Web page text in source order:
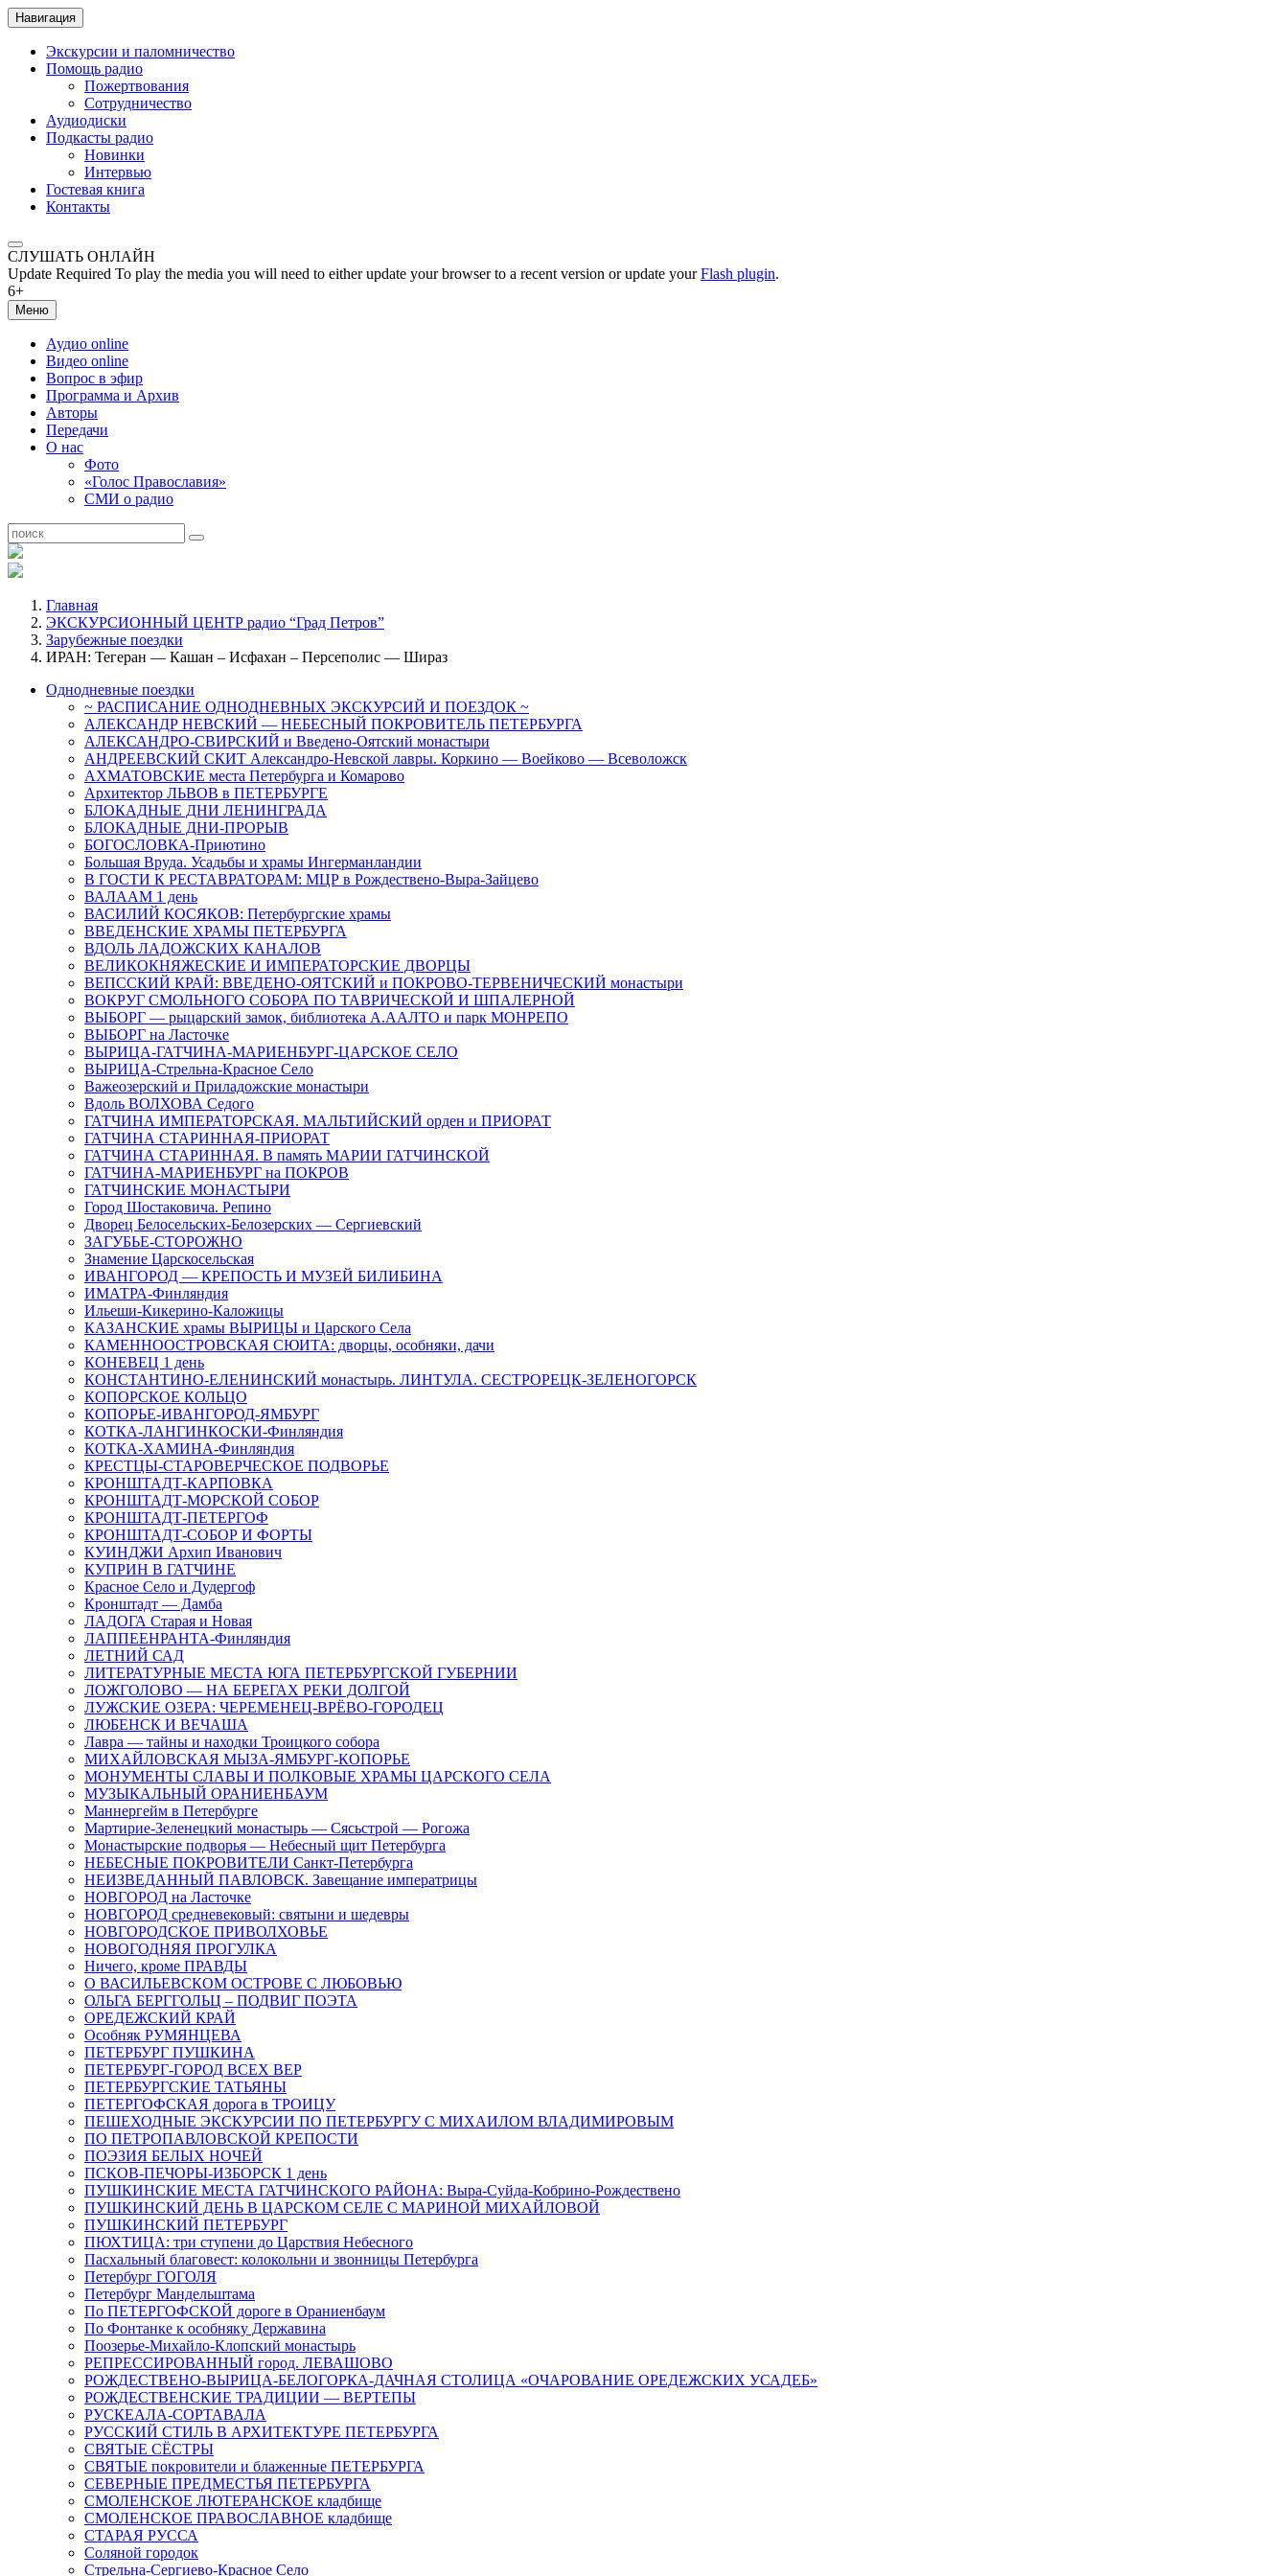
Навигация
Экскурсии и паломничество
Помощь радио
Пожертвования
Сотрудничество
Аудиодиски
Подкасты радио
Новинки
Интервью
Гостевая книга
Контакты
СЛУШАТЬ ОНЛАЙН
Update Required To play the media you will need to either update your browser to a recent version or update yourFlash plugin.
6+
Меню
Аудио online
Видео online
Вопрос в эфир
Программа и Архив
Авторы
Передачи
О нас
Фото
«Голос Православия»
СМИ о радио
Главная
ЭКСКУРСИОННЫЙ ЦЕНТР радио “Град Петров”
Зарубежные поездки
ИРАН: Тегеран — Кашан – Исфахан – Персеполис — Шираз
Однодневные поездки
~ РАСПИСАНИЕ ОДНОДНЕВНЫХ ЭКСКУРСИЙ И ПОЕЗДОК ~
АЛЕКСАНДР НЕВСКИЙ — НЕБЕСНЫЙ ПОКРОВИТЕЛЬ ПЕТЕРБУРГА
АЛЕКСАНДРО-СВИРСКИЙ и Введено-Оятский монастыри
АНДРЕЕВСКИЙ СКИТ Александро-Невской лавры. Коркино — Воейково — Всеволожск
АХМАТОВСКИЕ места Петербурга и Комарово
Архитектор ЛЬВОВ в ПЕТЕРБУРГЕ
БЛОКАДНЫЕ ДНИ ЛЕНИНГРАДА
БЛОКАДНЫЕ ДНИ-ПРОРЫВ
БОГОСЛОВКА-Приютино
Большая Вруда. Усадьбы и храмы Ингерманландии
В ГОСТИ К РЕСТАВРАТОРАМ: МЦР в Рождествено-Выра-Зайцево
ВАЛААМ 1 день
ВАСИЛИЙ КОСЯКОВ: Петербургские храмы
ВВЕДЕНСКИЕ ХРАМЫ ПЕТЕРБУРГА
ВДОЛЬ ЛАДОЖСКИХ КАНАЛОВ
ВЕЛИКОКНЯЖЕСКИЕ И ИМПЕРАТОРСКИЕ ДВОРЦЫ
ВЕПССКИЙ КРАЙ: ВВЕДЕНО-ОЯТСКИЙ и ПОКРОВО-ТЕРВЕНИЧЕСКИЙ монастыри
ВОКРУГ СМОЛЬНОГО СОБОРА ПО ТАВРИЧЕСКОЙ И ШПАЛЕРНОЙ
ВЫБОРГ — рыцарский замок, библиотека А.ААЛТО и парк МОНРЕПО
ВЫБОРГ на Ласточке
ВЫРИЦА-ГАТЧИНА-МАРИЕНБУРГ-ЦАРСКОЕ СЕЛО
ВЫРИЦА-Стрельна-Красное Село
Важеозерский и Приладожские монастыри
Вдоль ВОЛХОВА Седого
ГАТЧИНА ИМПЕРАТОРСКАЯ. МАЛЬТИЙСКИЙ орден и ПРИОРАТ
ГАТЧИНА СТАРИННАЯ-ПРИОРАТ
ГАТЧИНА СТАРИННАЯ. В память МАРИИ ГАТЧИНСКОЙ
ГАТЧИНА-МАРИЕНБУРГ на ПОКРОВ
ГАТЧИНСКИЕ МОНАСТЫРИ
Город Шостаковича. Репино
Дворец Белосельских-Белозерских — Сергиевский
ЗАГУБЬЕ-СТОРОЖНО
Знамение Царскосельская
ИВАНГОРОД — КРЕПОСТЬ И МУЗЕЙ БИЛИБИНА
ИМАТРА-Финляндия
Ильеши-Кикерино-Каложицы
КАЗАНСКИЕ храмы ВЫРИЦЫ и Царского Села
КАМЕННООСТРОВСКАЯ СЮИТА: дворцы, особняки, дачи
КОНЕВЕЦ 1 день
КОНСТАНТИНО-ЕЛЕНИНСКИЙ монастырь. ЛИНТУЛА. СЕСТРОРЕЦК-ЗЕЛЕНОГОРСК
КОПОРСКОЕ КОЛЬЦО
КОПОРЬЕ-ИВАНГОРОД-ЯМБУРГ
КОТКА-ЛАНГИНКОСКИ-Финляндия
КОТКА-ХАМИНА-Финляндия
КРЕСТЦЫ-СТАРОВЕРЧЕСКОЕ ПОДВОРЬЕ
КРОНШТАДТ-КАРПОВКА
КРОНШТАДТ-МОРСКОЙ СОБОР
КРОНШТАДТ-ПЕТЕРГОФ
КРОНШТАДТ-СОБОР И ФОРТЫ
КУИНДЖИ Архип Иванович
КУПРИН В ГАТЧИНЕ
Красное Село и Дудергоф
Кронштадт — Дамба
ЛАДОГА Старая и Новая
ЛАППЕЕНРАНТА-Финляндия
ЛЕТНИЙ САД
ЛИТЕРАТУРНЫЕ МЕСТА ЮГА ПЕТЕРБУРГСКОЙ ГУБЕРНИИ
ЛОЖГОЛОВО — НА БЕРЕГАХ РЕКИ ДОЛГОЙ
ЛУЖСКИЕ ОЗЕРА: ЧЕРЕМЕНЕЦ-ВРЁВО-ГОРОДЕЦ
ЛЮБЕНСК И ВЕЧАША
Лавра — тайны и находки Троицкого собора
МИХАЙЛОВСКАЯ МЫЗА-ЯМБУРГ-КОПОРЬЕ
МОНУМЕНТЫ СЛАВЫ И ПОЛКОВЫЕ ХРАМЫ ЦАРСКОГО СЕЛА
МУЗЫКАЛЬНЫЙ ОРАНИЕНБАУМ
Маннергейм в Петербурге
Мартирие-Зеленецкий монастырь — Сясьстрой — Рогожа
Монастырские подворья — Небесный щит Петербурга
НЕБЕСНЫЕ ПОКРОВИТЕЛИ Санкт-Петербурга
НЕИЗВЕДАННЫЙ ПАВЛОВСК. Завещание императрицы
НОВГОРОД на Ласточке
НОВГОРОД средневековый: святыни и шедевры
НОВГОРОДСКОЕ ПРИВОЛХОВЬЕ
НОВОГОДНЯЯ ПРОГУЛКА
Ничего, кроме ПРАВДЫ
О ВАСИЛЬЕВСКОМ ОСТРОВЕ С ЛЮБОВЬЮ
ОЛЬГА БЕРГГОЛЬЦ – ПОДВИГ ПОЭТА
ОРЕДЕЖСКИЙ КРАЙ
Особняк РУМЯНЦЕВА
ПЕТЕРБУРГ ПУШКИНА
ПЕТЕРБУРГ-ГОРОД ВСЕХ ВЕР
ПЕТЕРБУРГСКИЕ ТАТЬЯНЫ
ПЕТЕРГОФСКАЯ дорога в ТРОИЦУ
ПЕШЕХОДНЫЕ ЭКСКУРСИИ ПО ПЕТЕРБУРГУ С МИХАИЛОМ ВЛАДИМИРОВЫМ
ПО ПЕТРОПАВЛОВСКОЙ КРЕПОСТИ
ПОЭЗИЯ БЕЛЫХ НОЧЕЙ
ПСКОВ-ПЕЧОРЫ-ИЗБОРСК 1 день
ПУШКИНСКИЕ МЕСТА ГАТЧИНСКОГО РАЙОНА: Выра-Суйда-Кобрино-Рождествено
ПУШКИНСКИЙ ДЕНЬ В ЦАРСКОМ СЕЛЕ С МАРИНОЙ МИХАЙЛОВОЙ
ПУШКИНСКИЙ ПЕТЕРБУРГ
ПЮХТИЦА: три ступени до Царствия Небесного
Пасхальный благовест: колокольни и звонницы Петербурга
Петербург ГОГОЛЯ
Петербург Мандельштама
По ПЕТЕРГОФСКОЙ дороге в Ораниенбаум
По Фонтанке к особняку Державина
Поозерье-Михайло-Клопский монастырь
РЕПРЕССИРОВАННЫЙ город. ЛЕВАШОВО
РОЖДЕСТВЕНО-ВЫРИЦА-БЕЛОГОРКА-ДАЧНАЯ СТОЛИЦА «ОЧАРОВАНИЕ ОРЕДЕЖСКИХ УСАДЕБ»
РОЖДЕСТВЕНСКИЕ ТРАДИЦИИ — ВЕРТЕПЫ
РУСКЕАЛА-СОРТАВАЛА
РУССКИЙ СТИЛЬ В АРХИТЕКТУРЕ ПЕТЕРБУРГА
СВЯТЫЕ СЁСТРЫ
СВЯТЫЕ покровители и блаженные ПЕТЕРБУРГА
СЕВЕРНЫЕ ПРЕДМЕСТЬЯ ПЕТЕРБУРГА
СМОЛЕНСКОЕ ЛЮТЕРАНСКОЕ кладбище
СМОЛЕНСКОЕ ПРАВОСЛАВНОЕ кладбище
СТАРАЯ РУССА
Соляной городок
Стрельна-Сергиево-Красное Село